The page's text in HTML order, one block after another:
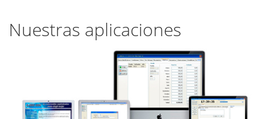
Nuestras aplicaciones